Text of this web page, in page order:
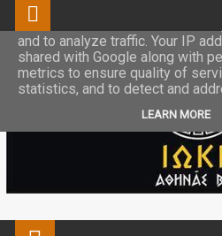
This site uses cookies from
and to analyze traffic. Your IP
shared with Google along with
metrics to ensure quality of
statistics, and to detect and
LEARN MORE